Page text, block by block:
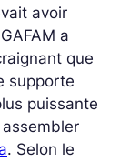
avoir
a
que
supporte
puissante
. Selon le